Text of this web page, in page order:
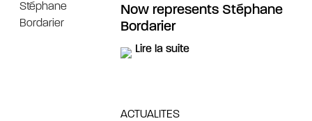
Now represents Stéphane
Bordarier
Lire la suite
ACTUALITES